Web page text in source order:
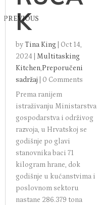
PREVIOUS
K
byTina King
Oct 14,
2024
Multitasking
Kitchen,Preporučeni
sadržaj
0 Comments
Prema ranijem
istraživanju Ministarstva
gospodarstva i održivog
razvoja, u Hrvatskoj se
godišnje po glavi
stanovnika baci 71
kilogram hrane, dok
godišnje u kućanstvima i
poslovnom sektoru
nastane 286.379 tona